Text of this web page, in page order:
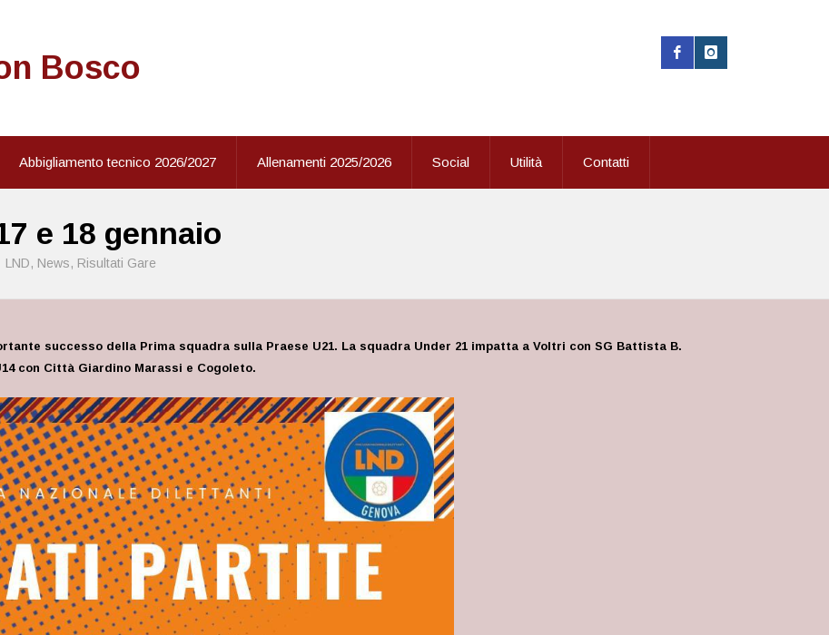
Bosco
Abbigliamento tecnico 2026/2027 Allenamenti 2025/2026 Social Utilità Contatti
e 18 gennaio
LND, News, Risultati Gare
successo della Prima squadra sulla Praese U21. La squadra Under 21 impatta a Voltri con SG Battista B.
con Città Giardino Marassi e Cogoleto.